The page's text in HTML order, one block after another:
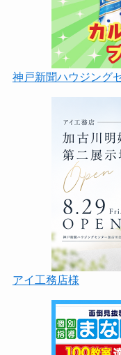
神戸新聞ハウジング
アイ工務店様